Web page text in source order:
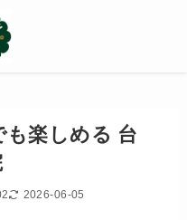
楽しめる 台
2026-06-05